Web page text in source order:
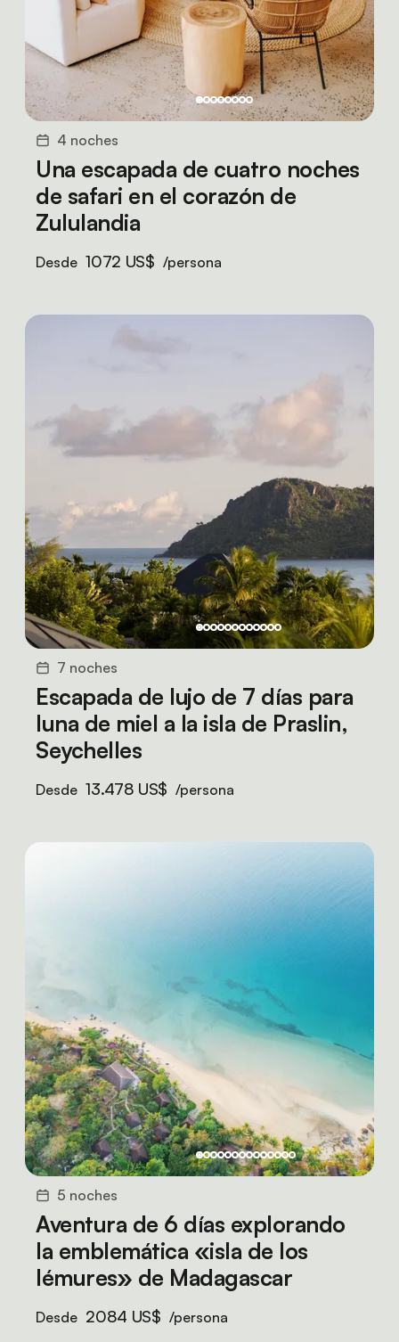
4 noches
Una escapada de cuatro noches
de safari en el corazón de
Zululandia
Desde 1072 US$ /persona
7 noches
Escapada de lujo de 7 días para
luna de miel a la isla de Praslin,
Seychelles
Desde 13.478 US$ /persona
5 noches
Aventura de 6 días explorando
la emblemática «isla de los
lémures» de Madagascar
Desde 2084 US$ /persona